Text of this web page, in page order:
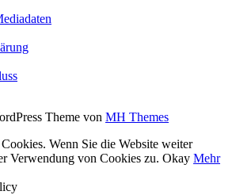
Theme von MH Themes
Wenn Sie die Website weiter
Verwendung von Cookies zu. Okay Mehr